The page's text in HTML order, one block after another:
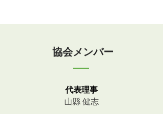
協会メンバー
代表理事
山縣 健志